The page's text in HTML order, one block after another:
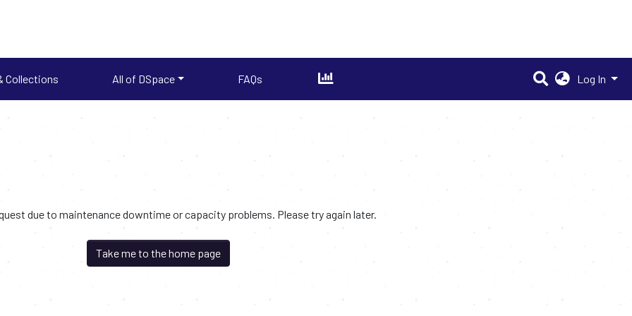
Collections All of DSpace FAQs Log In
due to maintenance downtime or capacity problems. Please try again later.
Take me to the home page